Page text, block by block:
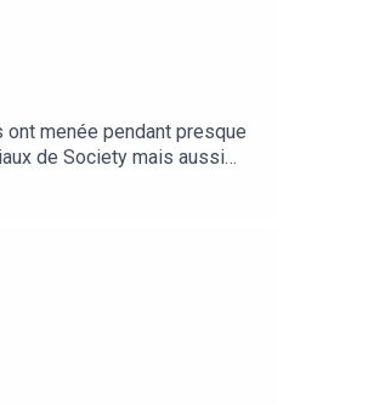
ont menée pendant presque
de Society mais aussi
de Maxime MARCHON, sur
ils révèlent qu’elles